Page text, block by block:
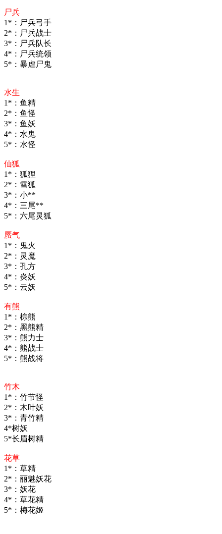
尸兵
1*：尸兵弓手
2*：尸兵战士
3*：尸兵队长
4*：尸兵统领
5*：暴虐尸鬼
水生
1*：鱼精
2*：鱼怪
3*：鱼妖
4*：水鬼
5*：水怪
仙狐
1*：狐狸
2*：雪狐
3*：小**
4*：三尾**
5*：六尾灵狐
蜃气
1*：鬼火
2*：灵魔
3*：孔方
4*：炎妖
5*：云妖
有熊
1*：棕熊
2*：黑熊精
3*：熊力士
4*：熊战士
5*：熊战将
竹木
1*：竹节怪
2*：木叶妖
3*：青竹精
4*树妖
5*长眉树精
花草
1*：草精
2*：丽魅妖花
3*：妖花
4*：草花精
5*：梅花姬